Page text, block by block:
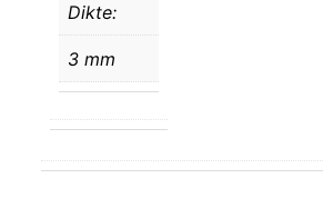
Dikte:
3 mm